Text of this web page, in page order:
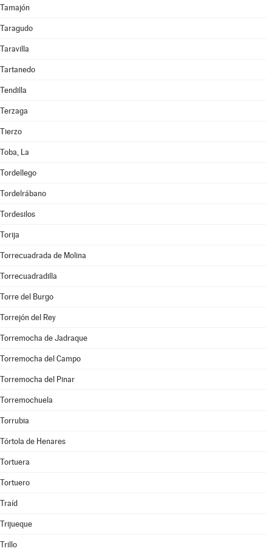
Tamajón
Taragudo
Taravilla
Tartanedo
Tendilla
Terzaga
Tierzo
Toba, La
Tordellego
Tordelrábano
Tordesilos
Torija
Torrecuadrada de Molina
Torrecuadradilla
Torre del Burgo
Torrejón del Rey
Torremocha de Jadraque
Torremocha del Campo
Torremocha del Pinar
Torremochuela
Torrubia
Tórtola de Henares
Tortuera
Tortuero
Traíd
Trijueque
Trillo